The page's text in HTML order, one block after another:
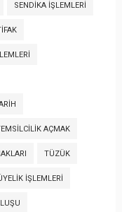
SENDIKA İŞLEMLERI
AÇMAK
TÜZÜK
İŞLEMLERI